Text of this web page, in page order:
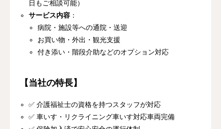
日もご相談可能）
サービス内容 ：
病院・施設等への通院・送迎
お買い物・外出・観光支援
付き添い・階段介助などのオプション対応
【当社の特長】
✅ 介護福祉士の資格を持つスタッフが対応
✅ 車いす・リクライニング車いす対応車両完備